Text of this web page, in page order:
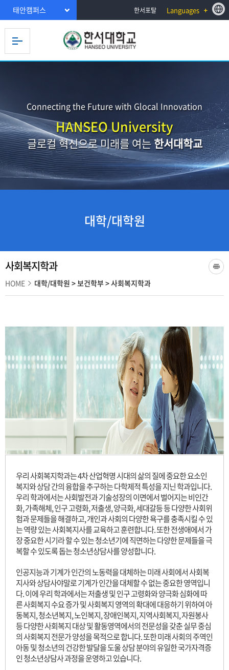
태안캠퍼스 한서포탈 Languages
Connecting the Future with Glocal Innovation
HANSEO University
글로컬 혁신으로 미래를 여는한서대학교
대학/대학원
사회복지학과
HOME 대학/대학원 >보건학부>사회복지학과
우리 사회복지학과는 4차 산업혁명 시대의 삶의 질에 중요한 요소인
복지와 상담 간의 융합을 추구하는 다학제적 특성을 지닌 학과입니다.
우리 학과에서는 사회발전과 기술성장의 이면에서 벌어지는 비인간
화, 가족해체, 인구 고령화, 저출생, 양극화, 세대갈등 등 다양한 사회위
험과 문제들을 해결하고, 개인과 사회의 다양한 욕구를 충족시킬 수 있
는 역량 있는 사회복지사를 교육하고 훈련합니다. 또한 전생애에서 가
장 중요한 시기라 할 수 있는 청소년기에 직면하는 다양한 문제들을 극
복할 수 있도록 돕는 청소년상담사를 양성합니다.
인공지능과 기계가 인간의 노동력을 대체하는 미래 사회에서 사회복
지사와 상담사야말로 기계가 인간을 대체할 수 없는 중요한 영역입니
다. 이에 우리 학과에서는 저출생 및 인구 고령화와 양극화 심화에 따
른 사회복지 수요 증가 및 사회복지 영역의 확대에 대응하기 위하여 아
동복지, 청소년복지, 노인복지, 장애인복지, 지역사회복지, 자원봉사
등 다양한 사회복지 대상 및 활동영역에서의 전문성을 갖춘 실무 중심
의 사회복지 전문가 양성을 목적으로 합니다. 또한 미래 사회의 주역인
아동 및 청소년의 건강한 발달을 도울 상담 분야의 유일한 국가자격증
인 청소년상담사 과정을 운영하고 있습니다.